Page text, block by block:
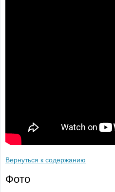
Вернуться к содержанию
Фото